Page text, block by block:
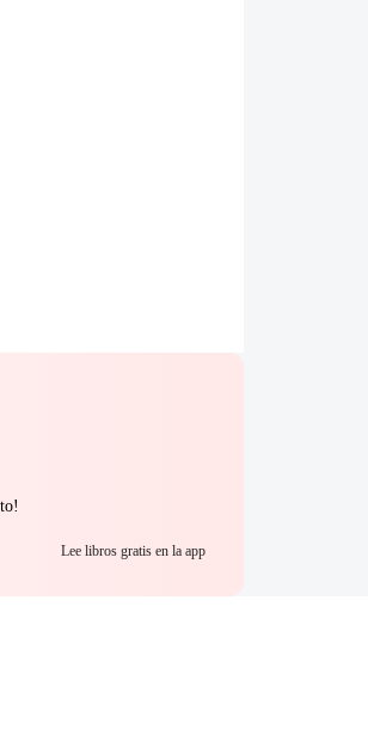
Lee libros gratis en la app